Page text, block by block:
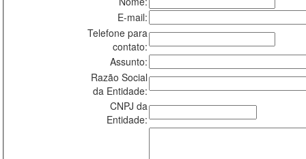
E-mail:
Telefone para
contato:
Assunto:
Razão Social
da Entidade:
CNPJ da
Entidade: